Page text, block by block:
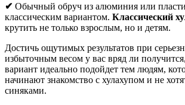
✔ Обычный обруч из алюминия или
классическим вариантом. Классический
крутить не только взрослым, но и детям.
Достичь ощутимых результатов при
избыточным весом у вас вряд ли
вариант идеально подойдет тем людям,
начинают знакомство с хулахупом и не
синяками.